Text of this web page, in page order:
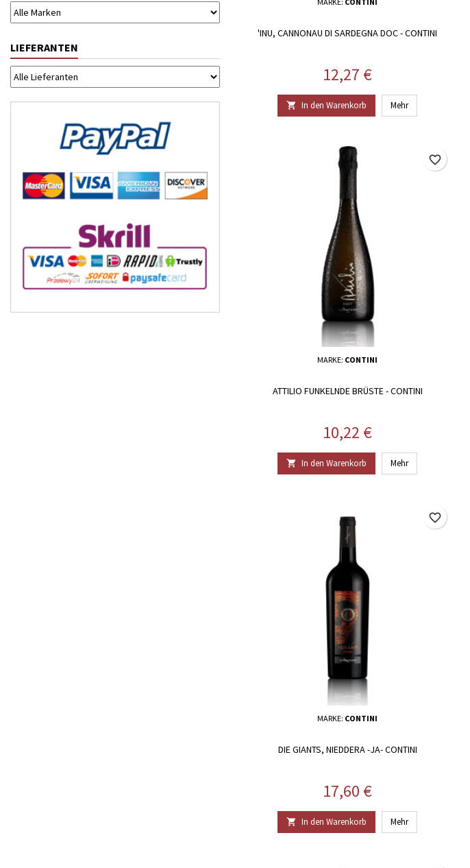
LIEFERANTEN
'INU, CANNONAU DI SARDEGNA DOC - CONTINI
Preis
12,27 €
 In den Warenkorb Mehr
MARKE: CONTINI
ATTILIO FUNKELNDE BRÜSTE - CONTINI
Preis
10,22 €
 In den Warenkorb Mehr
favorite_border
MARKE: CONTINI
DIE GIANTS, NIEDDERA -JA- CONTINI
Preis
17,60 €
 In den Warenkorb Mehr
favorite_border